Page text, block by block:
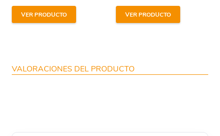
VER PRODUCTO VER PRODUCTO
VALORACIONES DEL PRODUCTO